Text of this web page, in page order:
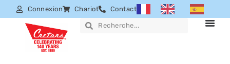
Connexion Chariot Contact